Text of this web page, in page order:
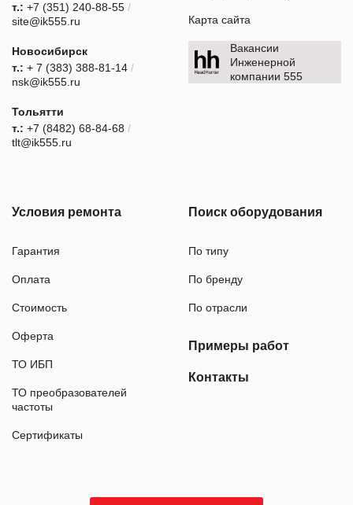
т.: +7 (351) 240-88-55 /
site@ik555.ru
Новосибирск
т.: + 7 (383) 388-81-14 /
nsk@ik555.ru
Тольятти
т.: +7 (8482) 68-84-68 /
tlt@ik555.ru
Карта сайта
Вакансии
Инженерной
компании 555
Условия ремонта
Гарантия
Оплата
Стоимость
Оферта
ТО ИБП
ТО преобразователей
частоты
Сертификаты
Поиск оборудования
По типу
По бренду
По отрасли
Примеры работ
Контакты